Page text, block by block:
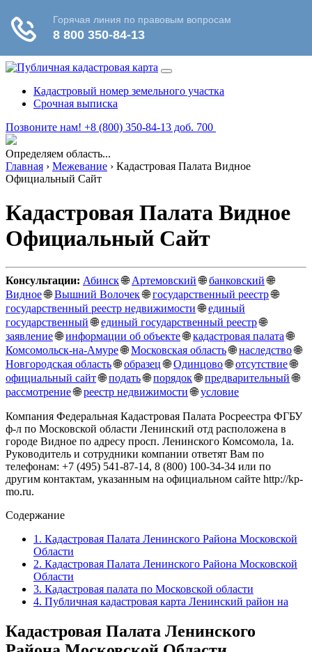
Кадастровый номер земельного участка
Срочная выписка
Позвоните нам! +8 (800) 350-84-13 доб. 700
Определяем область...
Главная › Межевание › Кадастровая Палата Видное
Официальный Сайт
Кадастровая Палата Видное
Официальный Сайт
Консультации: Абинск🌐Артемовский🌐банковский🌐
Видное🌐Вышний Волочек🌐государственный реестр🌐
государственный реестр недвижимости🌐единый
государственный🌐единый государственный реестр🌐
заявление🌐информации об объекте🌐кадастровая палата🌐
Комсомольск-на-Амуре🌐Московская область🌐наследство🌐
Новгородская область🌐образец🌐Одинцово🌐отсутствие🌐
официальный сайт🌐подать🌐порядок🌐предварительный🌐
рассмотрение🌐реестр недвижимости🌐условие
Компания Федеральная Кадастровая Палата Росреестра ФГБУ
ф-л по Московской области Ленинский отд расположена в
городе Видное по адресу просп. Ленинского Комсомола, 1а.
Руководитель и сотрудники компании ответят Вам по
телефонам: +7 (495) 541-87-14, 8 (800) 100-34-34 или по
другим контактам, указанным на официальном сайте http://kp-
mo.ru.
Содержание
1. Кадастровая Палата Ленинского Района Московской
Области
2. Кадастровая Палата Ленинского Района Московской
Области
3. Кадастровая палата по Московской области
4. Публичная кадастровая карта Ленинский район на
Кадастровая Палата Ленинского